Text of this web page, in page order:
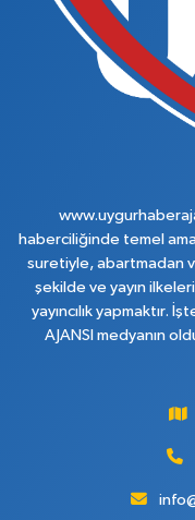
haberciliğinde temel
suretiyle, abartmadan
şekilde ve yayın
yayıncılık yapmaktır.
AJANSI medyanın